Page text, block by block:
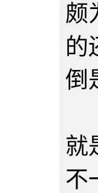
颇
的
倒
就
不